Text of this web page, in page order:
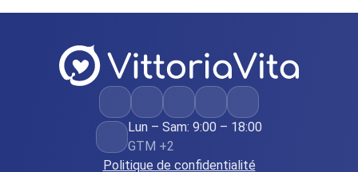
Lun – Sam: 9:00 – 18:00
GTM +2
Politique de confidentialité